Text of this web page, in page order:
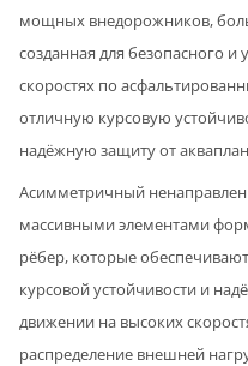
мощных внедорожников,
созданная для безопасного
скоростях по
отличную курсовую
надёжную защиту от
Асимметричный
массивными элементами
рёбер, которые
курсовой устойчивости и
движении на высоких
распределение внешней